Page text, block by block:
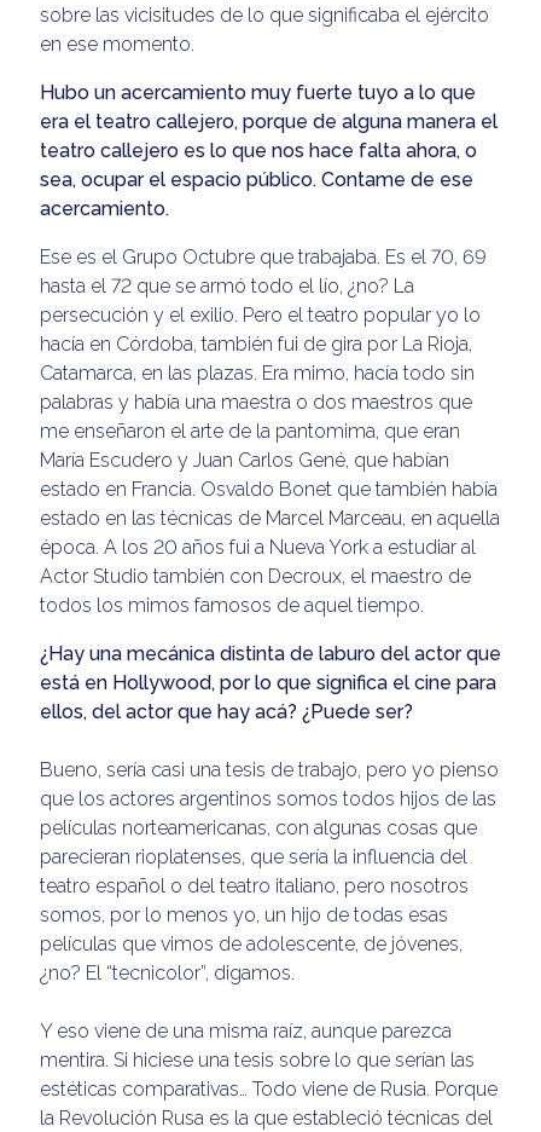
sobre las vicisitudes de lo que significaba el ejército
en ese momento.
Hubo un acercamiento muy fuerte tuyo a lo que
era el teatro callejero, porque de alguna manera el
teatro callejero es lo que nos hace falta ahora, o
sea, ocupar el espacio público. Contame de ese
acercamiento.
Ese es el Grupo Octubre que trabajaba. Es el 70, 69
hasta el 72 que se armó todo el lío, ¿no? La
persecución y el exilio. Pero el teatro popular yo lo
hacía en Córdoba, también fui de gira por La Rioja,
Catamarca, en las plazas. Era mimo, hacía todo sin
palabras y había una maestra o dos maestros que
me enseñaron el arte de la pantomima, que eran
María Escudero y Juan Carlos Gené, que habían
estado en Francia. Osvaldo Bonet que también había
estado en las técnicas de Marcel Marceau, en aquella
época. A los 20 años fui a Nueva York a estudiar al
Actor Studio también con Decroux, el maestro de
todos los mimos famosos de aquel tiempo.
¿Hay una mecánica distinta de laburo del actor que
está en Hollywood, por lo que significa el cine para
ellos, del actor que hay acá? ¿Puede ser?
Bueno, sería casi una tesis de trabajo, pero yo pienso
que los actores argentinos somos todos hijos de las
películas norteamericanas, con algunas cosas que
parecieran rioplatenses, que sería la influencia del
teatro español o del teatro italiano, pero nosotros
somos, por lo menos yo, un hijo de todas esas
películas que vimos de adolescente, de jóvenes,
¿no? El “tecnicolor”, digamos.
Y eso viene de una misma raíz, aunque parezca
mentira. Si hiciese una tesis sobre lo que serían las
estéticas comparativas… Todo viene de Rusia. Porque
la Revolución Rusa es la que estableció técnicas del